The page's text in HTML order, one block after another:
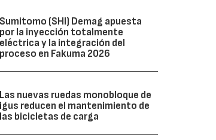
Sumitomo (SHI) Demag apuesta
por la inyección totalmente
eléctrica y la integración del
proceso en Fakuma 2026
Las nuevas ruedas monobloque de
igus reducen el mantenimiento de
las bicicletas de carga